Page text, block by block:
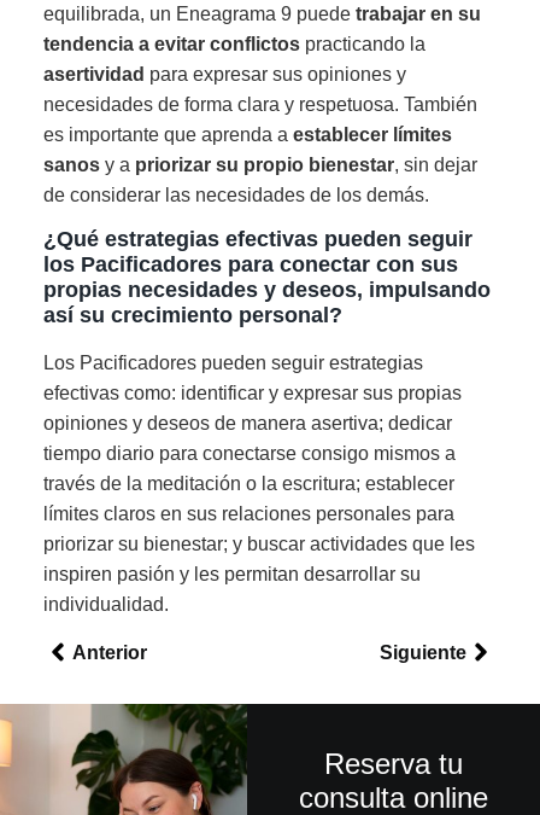
equilibrada, un Eneagrama 9 puede trabajar en su
tendencia a evitar conflictospracticando la
asertividad para expresar sus opiniones y
necesidades de forma clara y respetuosa. También
es importante que aprenda a establecer límites
sanosy a priorizar su propio bienestar, sin dejar
de considerar las necesidades de los demás.
¿Qué estrategias efectivas pueden seguir
los Pacificadores para conectar con sus
propias necesidades y deseos, impulsando
así su crecimiento personal?
Los Pacificadores pueden seguir estrategias
efectivas como: identificar y expresar sus propias
opiniones y deseos de manera asertiva; dedicar
tiempo diario para conectarse consigo mismos a
través de la meditación o la escritura; establecer
límites claros en sus relaciones personales para
priorizar su bienestar; y buscar actividades que les
inspiren pasión y les permitan desarrollar su
individualidad.
Anterior Siguiente
Reserva tu
consulta online